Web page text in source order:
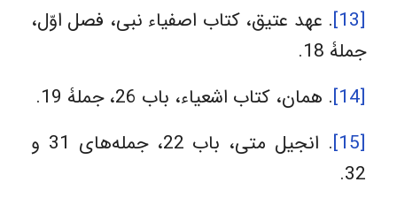
[13]
. عهد عتیق، کتاب اصفیاء نبی، فصل اوّل،
جملۀ 18.
[14]
. همان، کتاب اشعیاء، باب 26، جملۀ 19.
[15]
. انجیل متی، باب 22، جمله‌‌های 31 و
32.